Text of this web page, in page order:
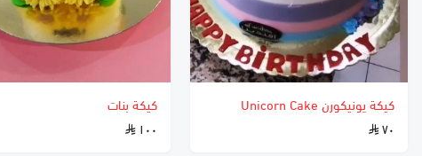
كيكة يونيكورن Unicorn Cake
٧٠
كيكة بنات
١٠٠